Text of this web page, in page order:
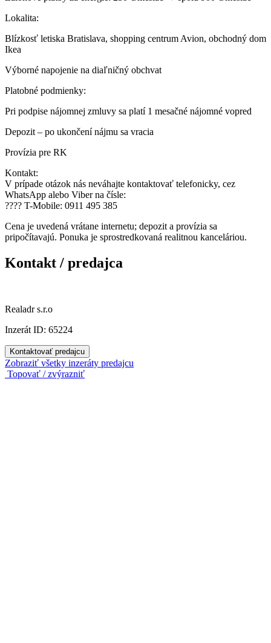
Lokalita:
Blízkosť letiska Bratislava, shopping centrum Avion, obchodný dom
Ikea
Výborné napojenie na diaľničný obchvat
Platobné podmienky:
Pri podpise nájomnej zmluvy sa platí 1 mesačné nájomné vopred
Depozit – po ukončení nájmu sa vracia
Provízia pre RK
Kontakt:
V prípade otázok nás neváhajte kontaktovať telefonicky, cez
WhatsApp alebo Viber na čísle:
???? T-Mobile: 0911 495 385
Cena je uvedená vrátane internetu; depozit a provízia sa
pripočítavajú. Ponuka je sprostredkovaná realitnou kanceláriou.
Kontakt / predajca
Realadr s.r.o
Inzerát ID: 65224
Kontaktovať predajcu
Zobraziť všetky inzeráty predajcu
Topovať / zvýrazniť